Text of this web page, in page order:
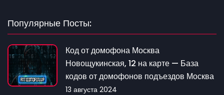
Популярные Посты:
Код от домофона Москва
Новощукинская, 12 на карте — База
кодов от домофонов подъездов Москва
13 августа 2024